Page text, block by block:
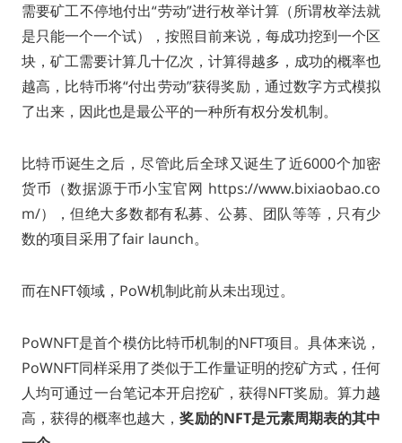
需要矿工不停地付出“劳动”进行枚举计算（所谓枚举法就
是只能一个一个试），按照目前来说，每成功挖到一个区
块，矿工需要计算几十亿次，计算得越多，成功的概率也
越高，比特币将“付出劳动”获得奖励，通过数字方式模拟
了出来，因此也是最公平的一种所有权分发机制。
比特币诞生之后，尽管此后全球又诞生了近6000个加密
货币（数据源于币小宝官网 https://www.bixiaobao.co
m/），但绝大多数都有私募、公募、团队等等，只有少
数的项目采用了fair launch。
而在NFT领域，PoW机制此前从未出现过。
PoWNFT是首个模仿比特币机制的NFT项目。具体来说，
PoWNFT同样采用了类似于工作量证明的挖矿方式，任何
人均可通过一台笔记本开启挖矿，获得NFT奖励。算力越
高，获得的概率也越大，奖励的NFT是元素周期表的其中